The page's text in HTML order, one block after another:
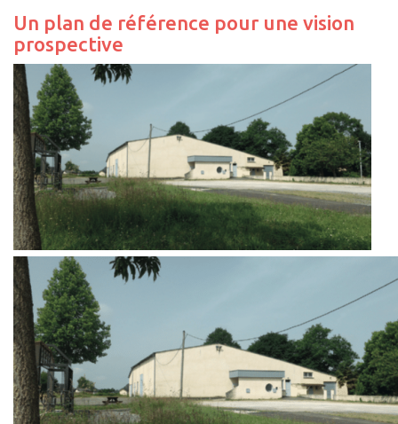
Un plan de référence pour une vision
prospective